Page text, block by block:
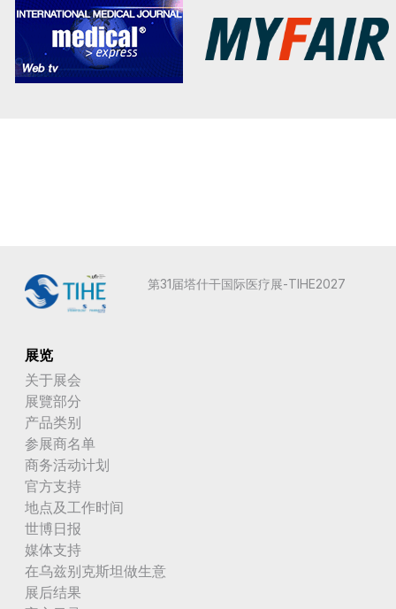
第31届塔什干国际医疗展-TIHE2027
展览
关于展会
展覽部分
产品类别
参展商名单
商务活动计划
官方支持
地点及工作时间
世博日报
媒体支持
在乌兹别克斯坦做生意
展后结果